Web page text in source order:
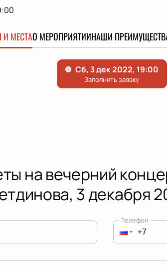
МЕСТАО МЕРОПРИЯТИИНАШИ
на вечерний
3 декабря
Телефон